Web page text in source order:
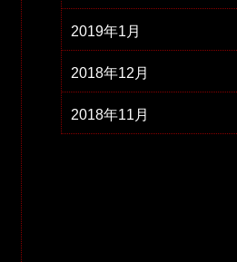
2019年1月
2018年12月
2018年11月